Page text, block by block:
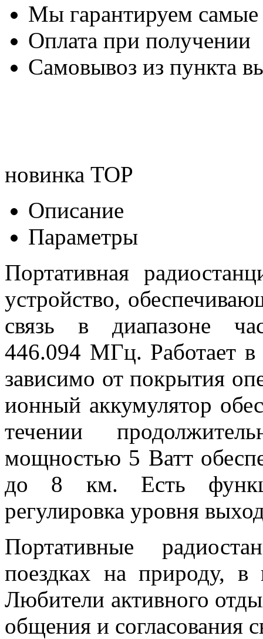
Мы гарантируем
Оплата при получении
Самовывоз из пункта
новинка TOP
Описание
Параметры
Портативная
устройство,
связь в диапазоне
446.094 МГц. Работает
зависимо от покрытия
ионный аккумулятор
течении
мощностью 5 Ватт
до 8 км. Есть
регулировка уровня
Портативные
поездках на природу,
Любители активного
общения и согласования